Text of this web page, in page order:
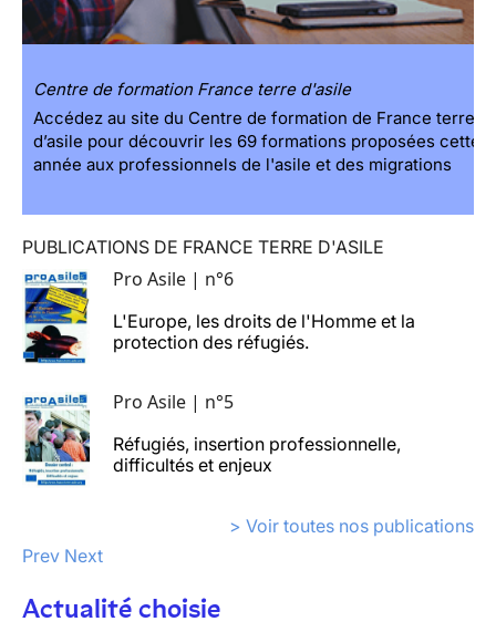
Centre de formation France terre d'asile
Accédez au site du Centre de formation de France terre
d’asile pour découvrir les 69 formations proposées cette
année aux professionnels de l'asile et des migrations
PUBLICATIONS DE FRANCE TERRE D'ASILE
Pro Asile | n°6
L'Europe, les droits de l'Homme et la
protection des réfugiés.
Pro Asile | n°5
Réfugiés, insertion professionnelle,
difficultés et enjeux
> Voir toutes nos publications
Actualité choisie
Prev Next